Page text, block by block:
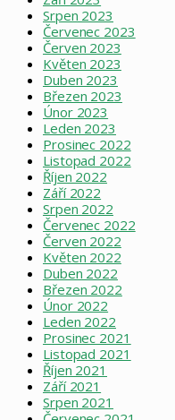
Srpen 2023
Červenec 2023
Červen 2023
Květen 2023
Duben 2023
Březen 2023
Únor 2023
Leden 2023
Prosinec 2022
Listopad 2022
Říjen 2022
Září 2022
Srpen 2022
Červenec 2022
Červen 2022
Květen 2022
Duben 2022
Březen 2022
Únor 2022
Leden 2022
Prosinec 2021
Listopad 2021
Říjen 2021
Září 2021
Srpen 2021